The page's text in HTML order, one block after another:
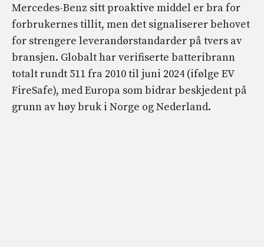
Mercedes-Benz sitt proaktive middel er bra for
forbrukernes tillit, men det signaliserer behovet
for strengere leverandørstandarder på tvers av
bransjen. Globalt har verifiserte batteribrann
totalt rundt 511 fra 2010 til juni 2024 (ifølge EV
FireSafe), med Europa som bidrar beskjedent på
grunn av høy bruk i Norge og Nederland.